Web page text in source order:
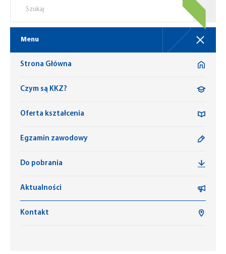
Menu
Strona Główna
Czym są KKZ?
Oferta kształcenia
Egzamin zawodowy
Do pobrania
Aktualności
Kontakt